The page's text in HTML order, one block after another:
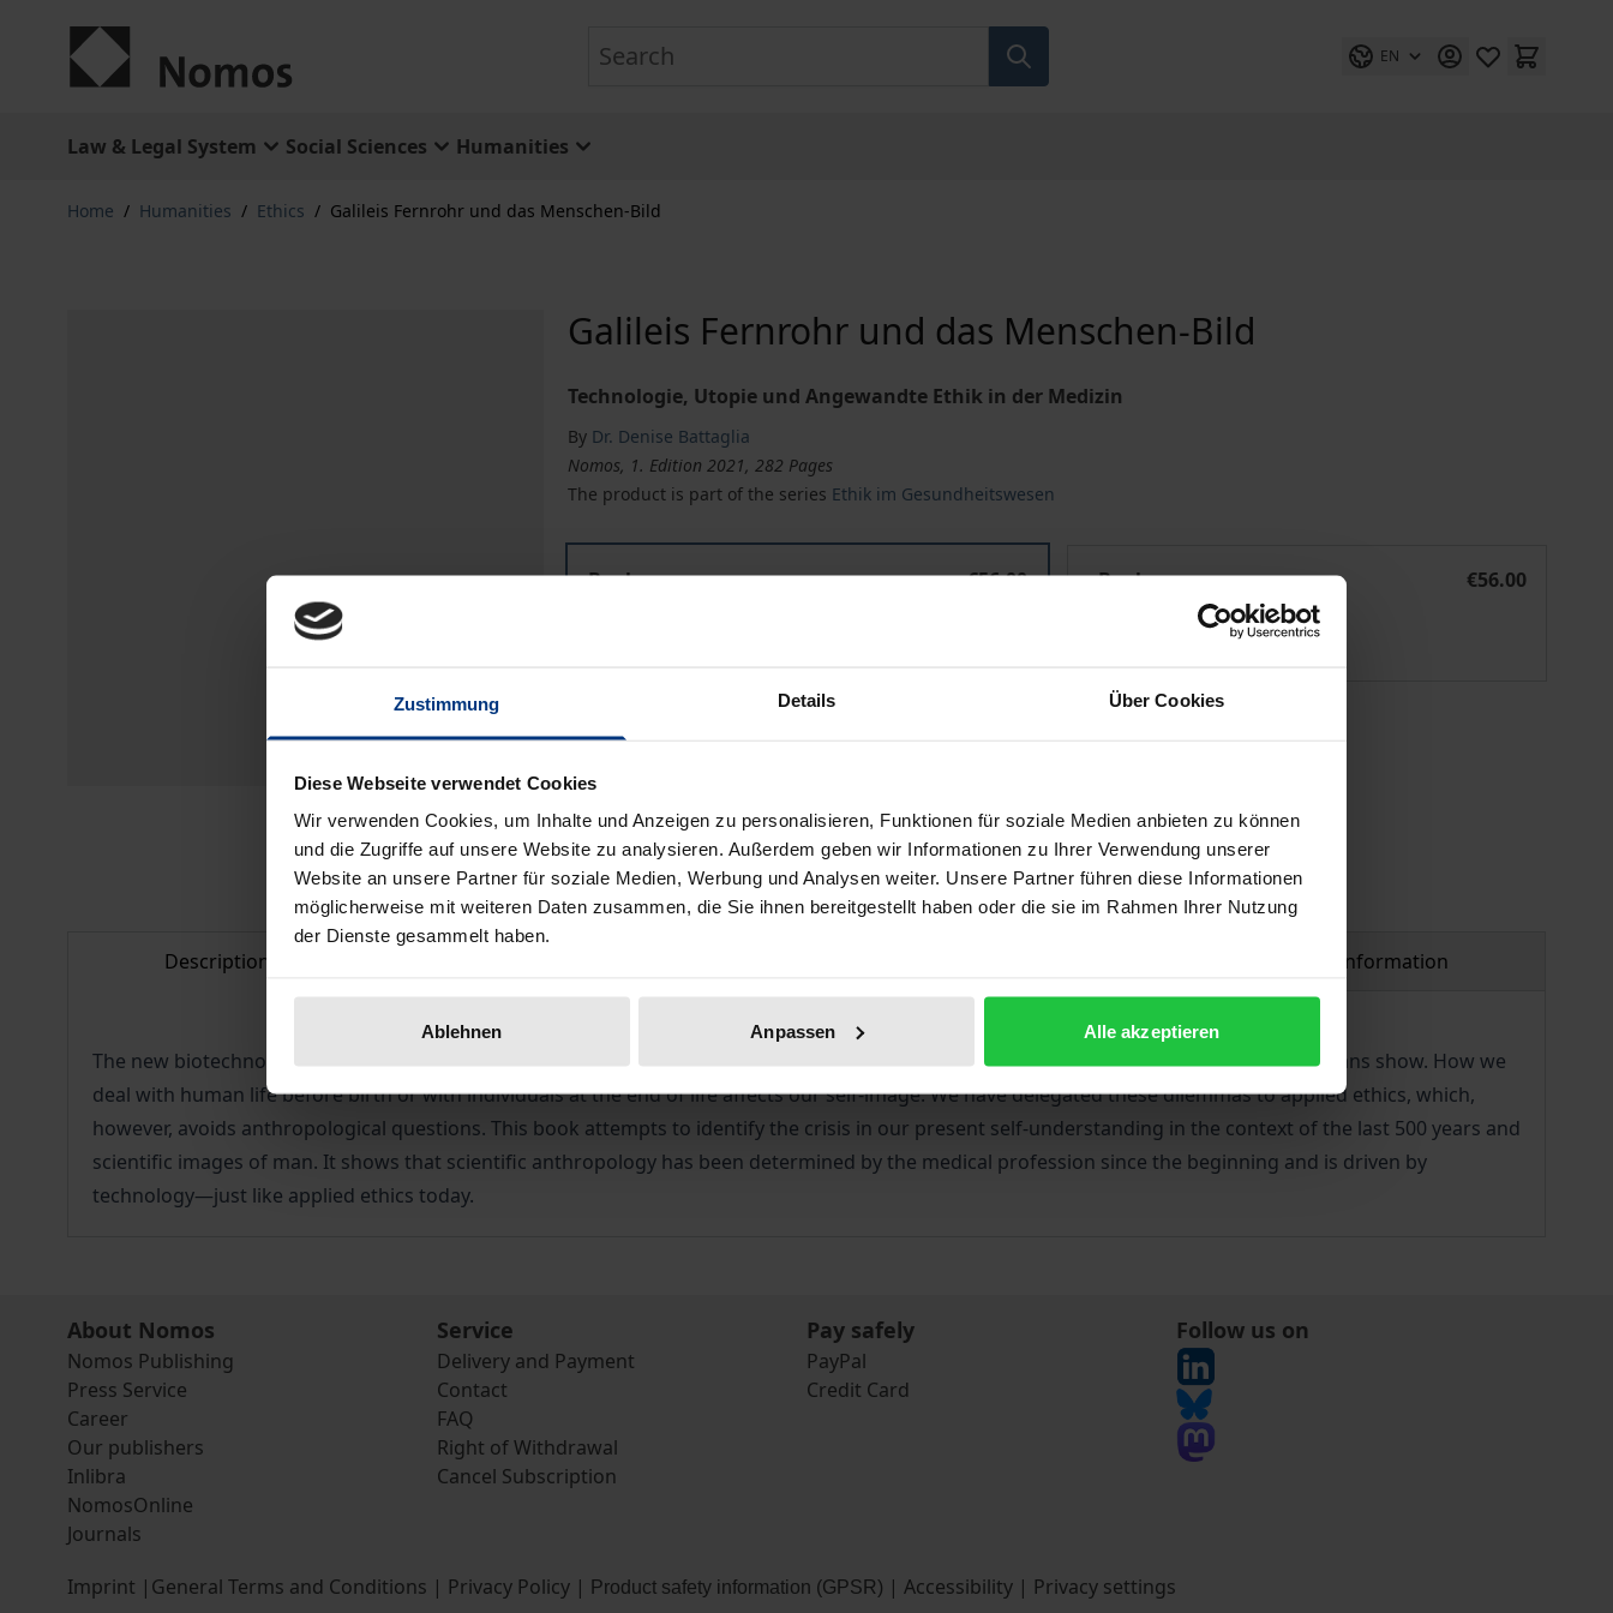
Zustimmung Details Über Cookies
Diese Webseite verwendet Cookies
Wir verwenden Cookies, um Inhalte und Anzeigen zu personalisieren, Funktionen für soziale Medien anbieten zu können
und die Zugriffe auf unsere Website zu analysieren. Außerdem geben wir Informationen zu Ihrer Verwendung unserer
Website an unsere Partner für soziale Medien, Werbung und Analysen weiter. Unsere Partner führen diese Informationen
möglicherweise mit weiteren Daten zusammen, die Sie ihnen bereitgestellt haben oder die sie im Rahmen Ihrer Nutzung
der Dienste gesammelt haben.
Ablehnen Anpassen Alle akzeptieren
EN
Law & Legal System Social Sciences Humanities
Home / Humanities / Ethics / Galileis Fernrohr und das Menschen-Bild
Galileis Fernrohr und das Menschen-Bild
Technologie, Utopie und Angewandte Ethik in der Medizin
By Dr. Denise Battaglia
Nomos, 1. Edition 2021, 282 Pages
The product is part of the series Ethik im Gesundheitswesen
Book
€56.00
eBook
€56.00
ISBN 978-3-7489-2625-2
Prices include VAT. Depending on the delivery address, VAT may vary at checkout.
Delivery cost notice
Description Product safety information
The new biotechnologies have triggered profound questions about what it means to be human, as the debates about ‘our’ image of humans show. How we
deal with human life before birth or with individuals at the end of life affects our self-image. We have delegated these dilemmas to applied ethics, which,
however, avoids anthropological questions. This book attempts to identify the crisis in our present self-understanding in the context of the last 500 years and
scientific images of man. It shows that scientific anthropology has been determined by the medical profession since the beginning and is driven by
technology—just like applied ethics today.
About Nomos
Nomos Publishing
Press Service
Career
Our publishers
Inlibra
NomosOnline
Journals
Service
Delivery and Payment
Contact
FAQ
Right of Withdrawal
Cancel Subscription
Pay safely
PayPal
Credit Card
Follow us on
Imprint | General Terms and Conditions | Privacy Policy | Product safety information (GPSR) | Accessibility | Privacy settings